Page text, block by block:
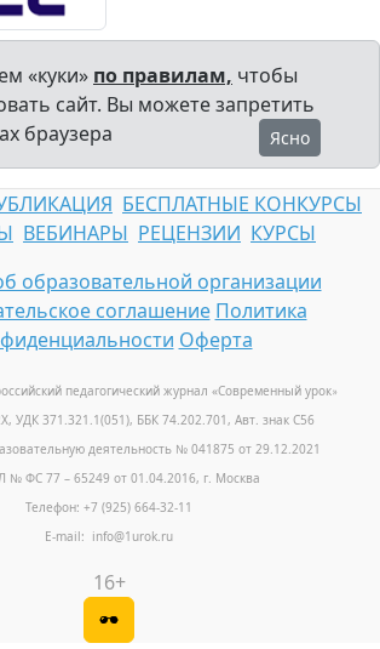
«куки» по правилам, чтобы
сайт. Вы можете запретить
браузера
Ясно
БЕСПЛАТНЫЕ КОНКУРСЫ
ВЕБИНАРЫ РЕЦЕНЗИИ КУРСЫ
образовательной организации
соглашение Политика
Оферта
педагогический журнал «Современный урок»
УДК 371.321.1(051), ББК 74.202.701, Авт. знак С56
деятельность № 041875 от 29.12.2021
№ ФС 77 – 65249 от 01.04.2016, г. Москва
Телефон: +7 (925) 664-32-11
E-mail: info@1urok.ru
16+